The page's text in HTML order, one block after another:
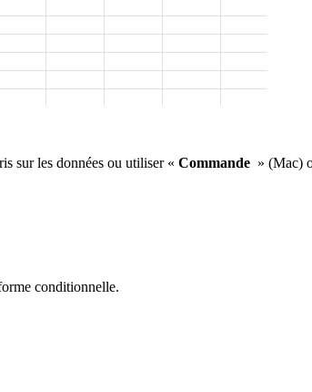
sur les données ou utiliser « Commande » (Mac)
conditionnelle.